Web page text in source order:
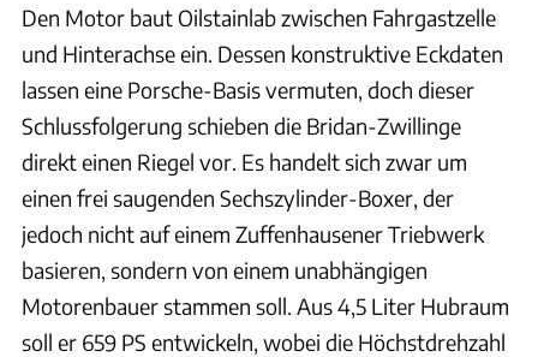
Den Motor baut Oilstainlab zwischen Fahrgastzelle
und Hinterachse ein. Dessen konstruktive Eckdaten
lassen eine Porsche-Basis vermuten, doch dieser
Schlussfolgerung schieben die Bridan-Zwillinge
direkt einen Riegel vor. Es handelt sich zwar um
einen frei saugenden Sechszylinder-Boxer, der
jedoch nicht auf einem Zuffenhausener Triebwerk
basieren, sondern von einem unabhängigen
Motorenbauer stammen soll. Aus 4,5 Liter Hubraum
soll er 659 PS entwickeln, wobei die Höchstdrehzahl